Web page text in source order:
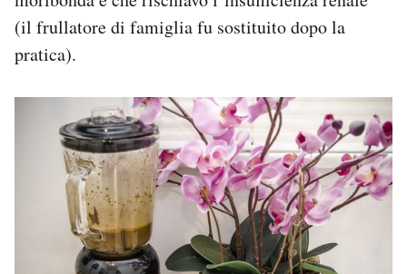
(il frullatore di famiglia fu sostituito dopo la
pratica).